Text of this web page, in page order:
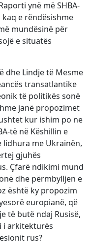
ynë më SHBA-
kaq e rëndësishme
mundësinë për
e situatës
dhe Lindje të Mesme
transatlantike
të politikës sonë
janë propozimet
kur ishim po ne
të në Këshillin e
lidhura me Ukrainën,
gjuhës
Çfarë ndikimi mund
dhe përmbylljen e
është ky propozim
europianë, që
të butë ndaj Rusisë,
i arkitekturës
rus?